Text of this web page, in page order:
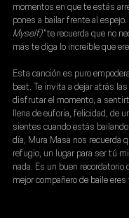
momentos en que te estás
pones a bailar frente al espejo.
Myself)" te recuerda que no
más te diga lo increíble que
Esta canción es puro
beat. Te invita a dejar atrás
disfrutar el momento, a
llena de euforia, felicidad, de
sientes cuando estás
día, Mura Masa nos recuerda
refugio, un lugar para ser tú
nada. Es un buen recordatorio
mejor compañero de baile eres